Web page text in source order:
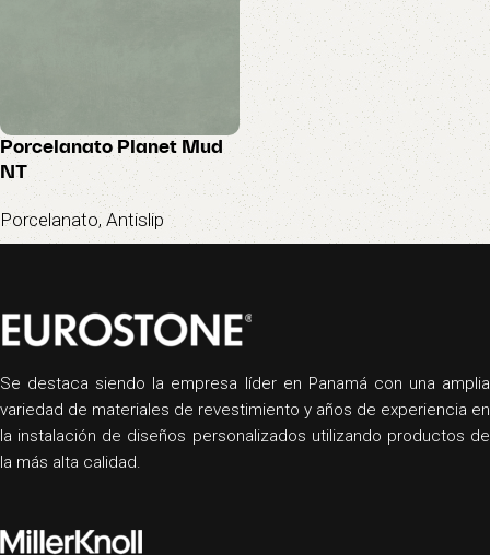
Porcelanato Planet Mud
NT
Porcelanato, Antislip
Se destaca siendo la empresa líder en Panamá con una amplia
variedad de materiales de revestimiento y años de experiencia en
la instalación de diseños personalizados utilizando productos de
la más alta calidad.